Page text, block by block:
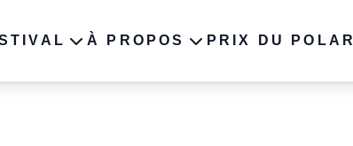
À PROPOS PRIX DU POLAR